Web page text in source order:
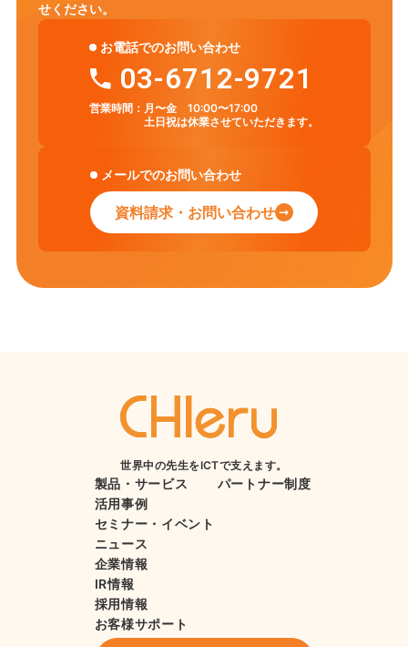
せください。
お電話でのお問い合わせ
03-6712-9721
営業時間： 月〜金 10:00〜17:00
土日祝は休業させていただきます。
メールでのお問い合わせ
資料請求・お問い合わせ
世界中の先生をICTで支えます。
製品・サービス
活用事例
セミナー・イベント
ニュース
企業情報
IR情報
採用情報
お客様サポート
パートナー制度